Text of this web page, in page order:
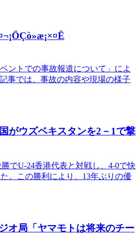
ントでの事故報道について」によ
事では、事故の内容や現場の様子
がウズベキスタンを2－1で撃
でU-24香港代表と対戦し、4-0で快
。この勝利により、13年ぶりの優
オ局「ヤマモトは将来のチー